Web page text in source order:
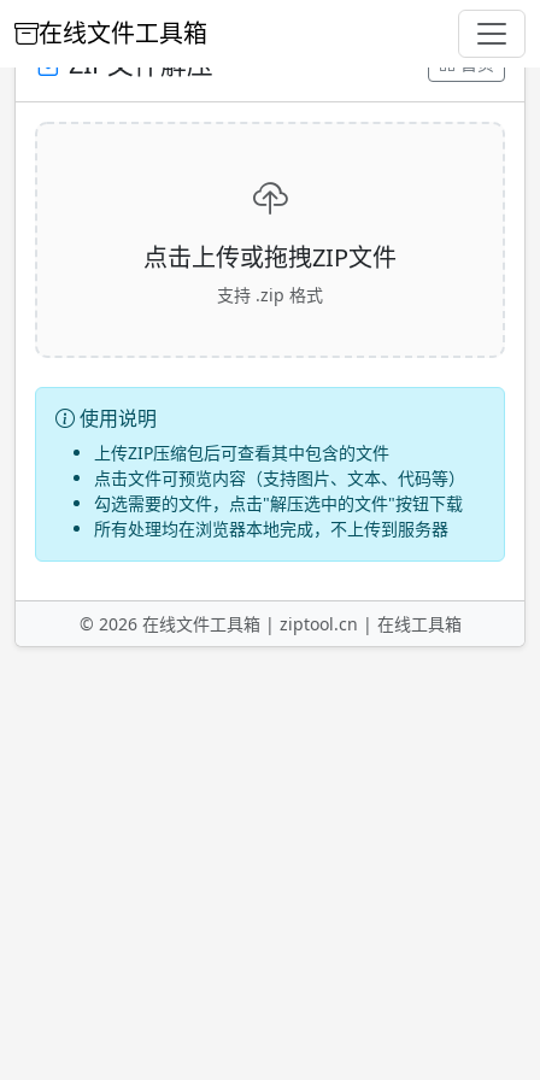
在线文件工具箱
ZIP文件解压 首页
点击上传或拖拽ZIP文件
支持 .zip 格式
使用说明
上传ZIP压缩包后可查看其中包含的文件
点击文件可预览内容（支持图片、文本、代码等）
勾选需要的文件，点击"解压选中的文件"按钮下载
所有处理均在浏览器本地完成，不上传到服务器
© 2026在线文件工具箱 | ziptool.cn | 在线工具箱